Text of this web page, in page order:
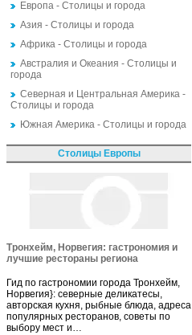
Европа - Столицы и города
Азия - Столицы и города
Африка - Столицы и города
Австралия и Океания - Столицы и
города
Северная и Центральная Америка -
Столицы и города
Южная Америка - Столицы и города
Столицы Европы
Тронхейм, Норвегия: гастрономия и
лучшие рестораны региона
Гид по гастрономии города Тронхейм,
Норвегия}: северные деликатесы,
авторская кухня, рыбные блюда, адреса
популярных ресторанов, советы по
выбору мест и…